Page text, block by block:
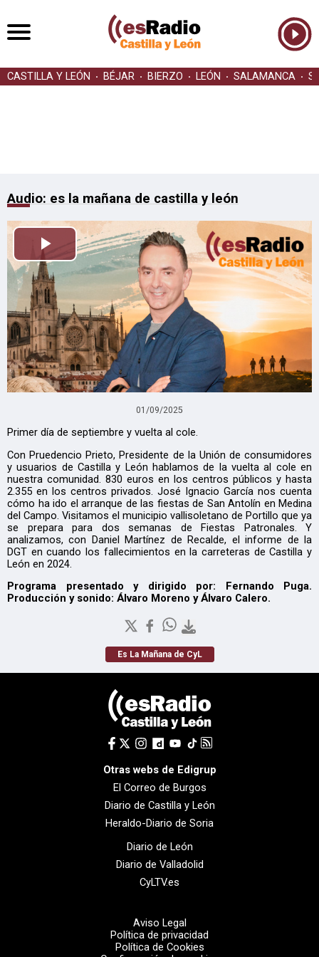
CASTILLA Y LEÓN BÉJAR BIERZO LEÓN SALAMANCA
Audio: es la mañana de castilla y león
Reproducir
01/09/2025
Primer día de septiembre y vuelta al cole.
Con Pruedencio Prieto, Presidente de la Unión de consumidores
y usuarios de Castilla y León hablamos de la vuelta al cole en
nuestra comunidad. 830 euros en los centros públicos y hasta
2.355 en los centros privados. José Ignacio García nos cuenta
cómo ha ido el arranque de las fiestas de San Antolín en Medina
del Campo. Visitamos el municipio vallisoletano de Portillo que ya
se prepara para dos semanas de Fiestas Patronales. Y
analizamos, con Daniel Martínez de Recalde, el informe de la
DGT en cuando los fallecimientos en la carreteras de Castilla y
León en 2024.
Programa presentado y dirigido por: Fernando Puga.
Producción y sonido: Álvaro Moreno y Álvaro Calero.
Es La Mañana de CyL
Otras webs de Edigrup
El Correo de Burgos
Diario de Castilla y León
Heraldo-Diario de Soria
Diario de León
Diario de Valladolid
CyLTV.es
Aviso Legal
Política de privacidad
Política de Cookies